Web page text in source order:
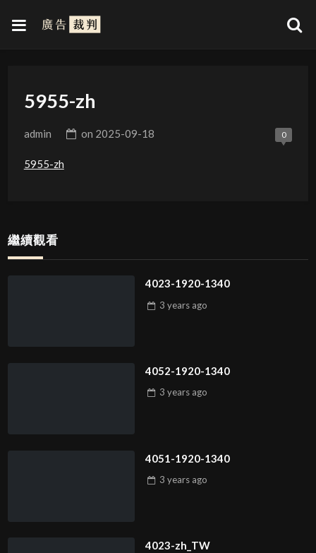
5955-zh
admin on 2025-09-18 0
5955-zh
繼續觀看
4023-1920-1340
3 years ago
4052-1920-1340
3 years ago
4051-1920-1340
3 years ago
4023-zh_TW